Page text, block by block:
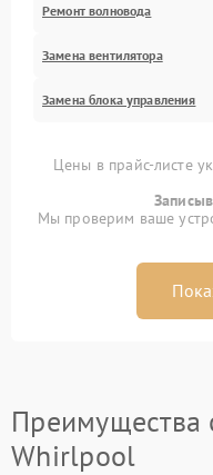
Ремонт волновода
Замена вентилятора
Замена блока управления
Цены в прайс-листе
Мы проверим ваше
Преимущества
Whirlpool